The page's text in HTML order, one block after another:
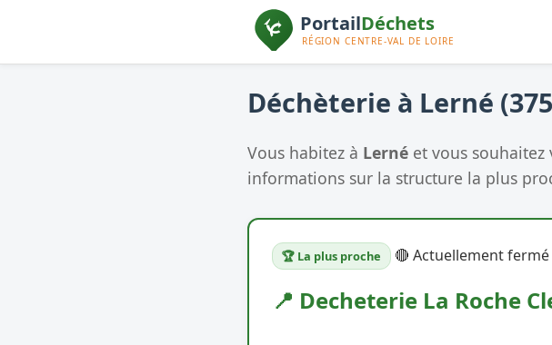
Déchèterie à Lerné
Vous habitez à Lerné et vous souhaitez
informations sur la structure la plus
🏆 La plus proche 🔴 Actuellement fermé
📍 Decheterie La Roche